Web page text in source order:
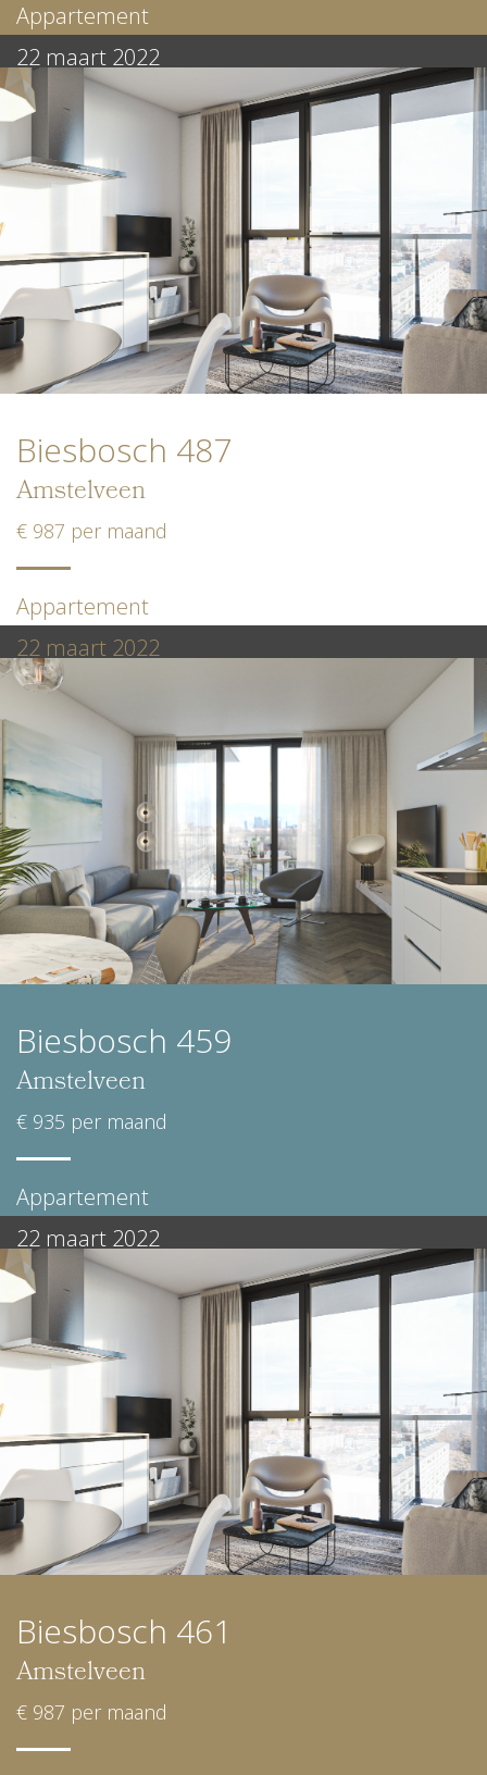
Appartement
22 maart 2022
Biesbosch 487
Amstelveen
€ 987 per maand
Appartement
22 maart 2022
Biesbosch 459
Amstelveen
€ 935 per maand
Appartement
22 maart 2022
Biesbosch 461
Amstelveen
€ 987 per maand